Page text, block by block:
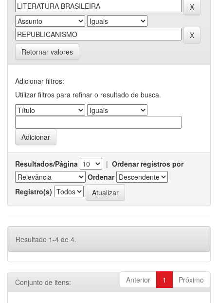
Retornar valores
Adicionar filtros:
Utilizar filtros para refinar o resultado de busca.
Resultados/Página | Ordenar registros por
Ordenar
Registro(s)
Resultado 1-4 de 4.
Anterior 1 Próximo
Conjunto de itens: